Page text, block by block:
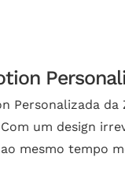
Personalizada
um design
mesmo tempo